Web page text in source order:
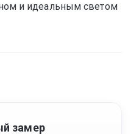
и идеальным светом
замер